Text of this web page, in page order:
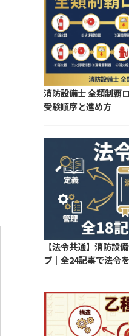
消防設備士 全類制覇
受験順序と進め方
【法令共通】消防設
プ｜全24記事で法令